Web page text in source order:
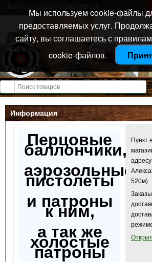
Открыть меню
Информация
Перцовые
баллончики,
аэрозольные
пистолеты
и патроны
к ним,
а так же
холостые
патроны
Пункт
адресу
520м)
Мы используем cookie-файлы
предоставляемых услуг.
сайту, вы соглашаетесь с
cookie-файлов.